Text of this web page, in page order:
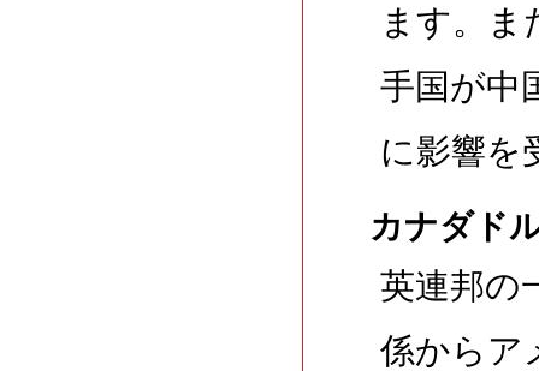
ます。ま
手国が中
に影響を
カナダド
英連邦の
係からア